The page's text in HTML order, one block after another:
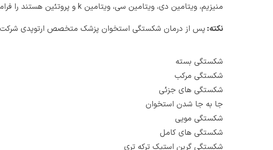
منیزیم، ویتامین دی، ویتامین سی، ویتامین k و پروتئین هستند را
نکته: پس از درمان شکستگی استخوان پزشک متخصص ارتوپدی شرکت
شکستگی بسته
شکستگی مرکب
شکستگی های جزئی
جا به جا شدن استخوان
شکستگی مویی
شکستگی های کامل
شکستگی گرین استیک ترکه تری